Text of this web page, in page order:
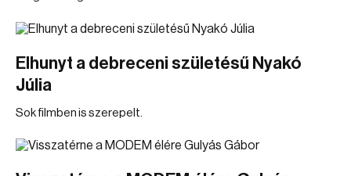
Elhunyt a debreceni születésű Nyakó
Júlia
Sok filmben is szerepelt.